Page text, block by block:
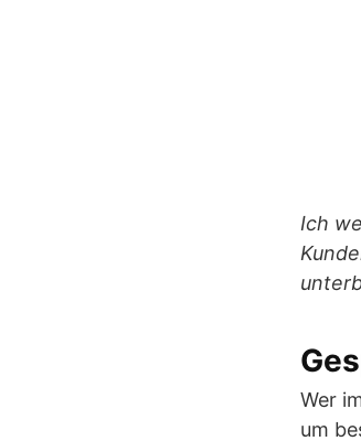
Ich
Wer
um